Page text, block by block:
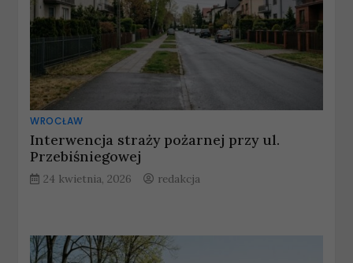
WROCŁAW
Interwencja straży pożarnej przy ul.
Przebiśniegowej
24 kwietnia, 2026 redakcja